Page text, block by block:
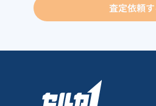
査定依頼す